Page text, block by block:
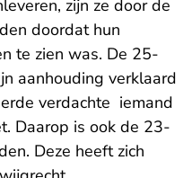
zijn ze door de
doordat hun
te zien was. De 25-
aanhouding verklaard
verdachte iemand
Daarop is ook de 23-
Deze heeft zich